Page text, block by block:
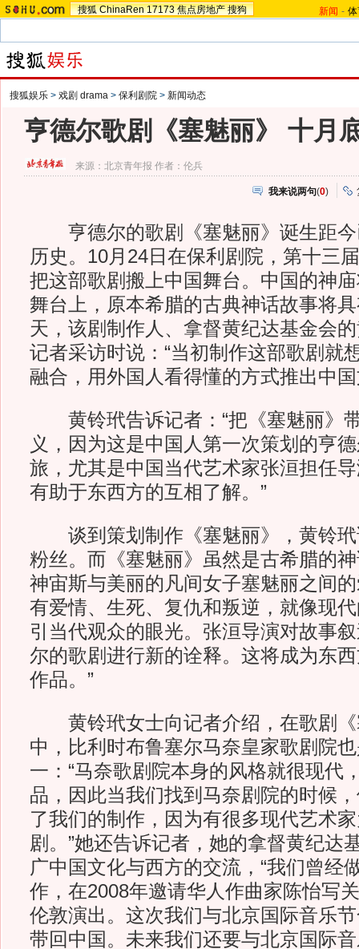
搜狐 ChinaRen 17173 焦点房地产 搜狗 新闻 -
搜狐娱乐 > 戏剧 drama > 保利剧院 > 新闻动态
亨德尔歌剧《塞魅丽》 十月
来源：北京青年报 作者：伦兵
我来说两句(0)
亨德尔的歌剧《塞魅丽》诞生距今
历史。10月24日在保利剧院，第十三
把这部歌剧搬上中国舞台。中国的神
舞台上，原本希腊的古典神话故事将
天，该剧制作人、拿督黄纪达基金会
记者采访时说：“当初制作这部歌剧就
融合，用外国人看得懂的方式推出中国
黄铃玳告诉记者：“把《塞魅丽》
义，因为这是中国人第一次策划的亨
旅，尤其是中国当代艺术家张洹担任
有助于东西方的互相了解。”
谈到策划制作《塞魅丽》，黄铃玳
粉丝。而《塞魅丽》虽然是古希腊的
神宙斯与美丽的凡间女子塞魅丽之间
有爱情、生死、复仇和叛逆，就像现
引当代观众的眼光。张洹导演对故事
尔的歌剧进行新的诠释。这将成为东
作品。”
黄铃玳女士向记者介绍，在歌剧《
中，比利时布鲁塞尔马奈皇家歌剧院
一：“马奈歌剧院本身的风格就很现代
品，因此当我们找到马奈剧院的时候
了我们的制作，因为有很多现代艺术
剧。”她还告诉记者，她的拿督黄纪达
广中国文化与西方的交流，“我们曾经
作，在2008年邀请华人作曲家陈怡写
伦敦演出。这次我们与北京国际音乐
带回中国。未来我们还要与北京国际